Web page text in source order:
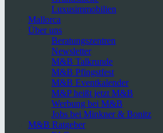
Luxusimmobilien
Mallorca
Über uns
Beratungszentren
Newsletter
M&B Talkrunde
M&B Pfingstfest
M&B Eventkalender
M&P heißt jetzt M&B
Werbung bei M&B
Jobs bei Minkner & Bonitz
M&B Ratgeber